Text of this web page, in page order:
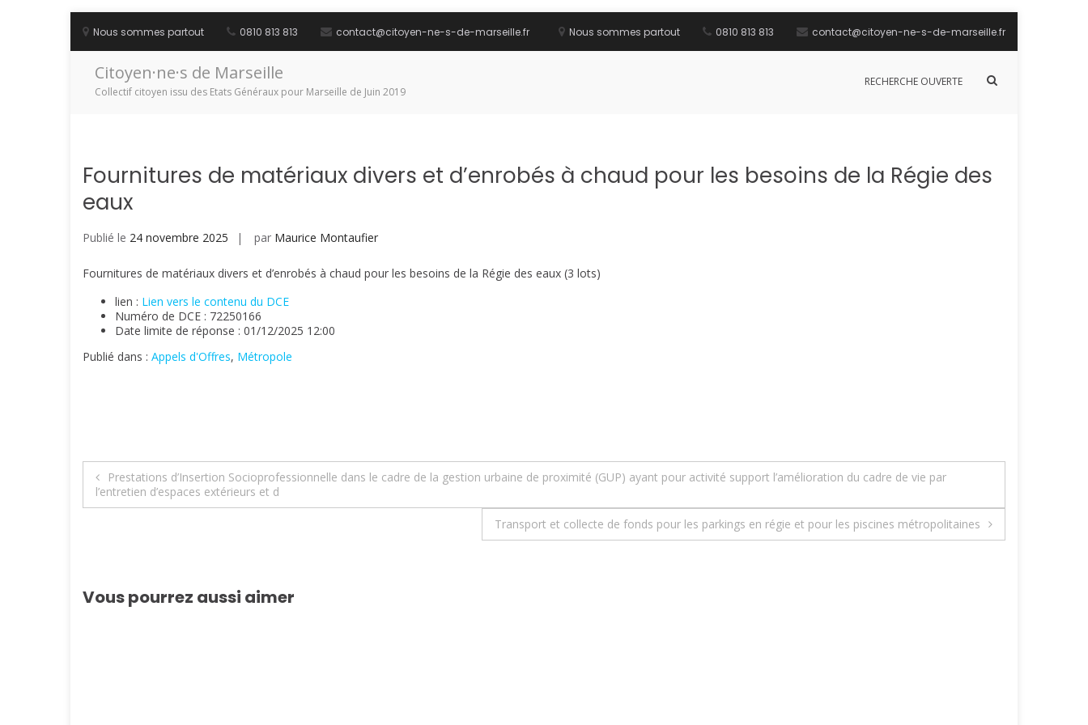
contenu
Nous sommes partout 0810 813 813 contact@citoyen-ne-s-de-marseille.fr Nous sommes partout 0810 813 813 contact@citoyen-ne-s-de-marseille.fr
Citoyen·ne·s de Marseille
Collectif citoyen issu des Etats Généraux pour Marseille de Juin 2019
RECHERCHE OUVERTE
Afficher
Fournitures de matériaux divers et d’enrobés à chaud pour les besoins de la Régie des
eaux
Publié le 24 novembre 2025 par Maurice Montaufier
Fournitures de matériaux divers et d’enrobés à chaud pour les besoins de la Régie des eaux (3 lots)
lien : Lien vers le contenu du DCE
Numéro de DCE : 72250166
Date limite de réponse : 01/12/2025 12:00
Publié dans : Appels d'Offres, Métropole
Navigation
de
Prestations d’Insertion Socioprofessionnelle dans le cadre de la gestion urbaine de proximité (GUP) ayant pour activité support l’amélioration du cadre de vie par
l’entretien d’espaces extérieurs et d
Transport et collecte de fonds pour les parkings en régie et pour les piscines métropolitaines
Vous pourrez aussi aimer